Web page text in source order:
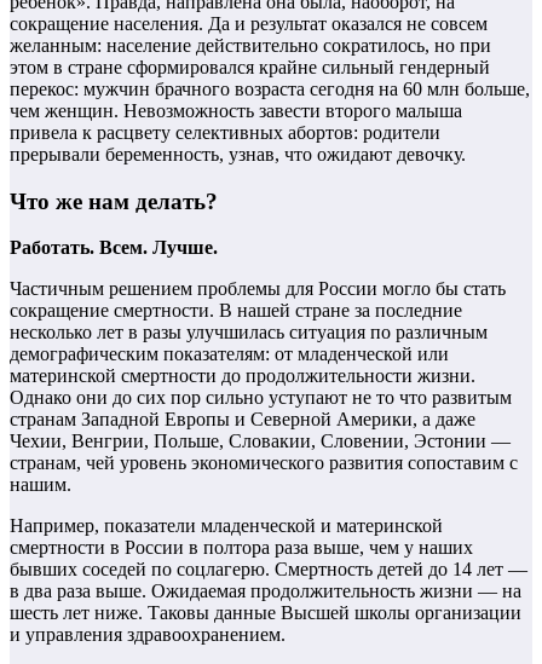
сокращение населения. Да и результат оказался не совсем
желанным: население действительно сократилось, но при
этом в стране сформировался крайне сильный гендерный
перекос: мужчин брачного возраста сегодня на 60 млн больше,
чем женщин. Невозможность завести второго малыша
привела к расцвету селективных абортов: родители
прерывали беременность, узнав, что ожидают девочку.
Что же нам делать?
Работать. Всем. Лучше.
Частичным решением проблемы для России могло бы стать
сокращение смертности. В нашей стране за последние
несколько лет в разы улучшилась ситуация по различным
демографическим показателям: от младенческой или
материнской смертности до продолжительности жизни.
Однако они до сих пор сильно уступают не то что развитым
странам Западной Европы и Северной Америки, а даже
Чехии, Венгрии, Польше, Словакии, Словении, Эстонии —
странам, чей уровень экономического развития сопоставим с
нашим.
Например, показатели младенческой и материнской
смертности в России в полтора раза выше, чем у наших
бывших соседей по соцлагерю. Смертность детей до 14 лет —
в два раза выше. Ожидаемая продолжительность жизни — на
шесть лет ниже. Таковы данные Высшей школы организации
и управления здравоохранением.